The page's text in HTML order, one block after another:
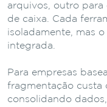
arquivos, outro para
de caixa. Cada
isoladamente, mas
integrada.
Para empresas
fragmentação custa
consolidando